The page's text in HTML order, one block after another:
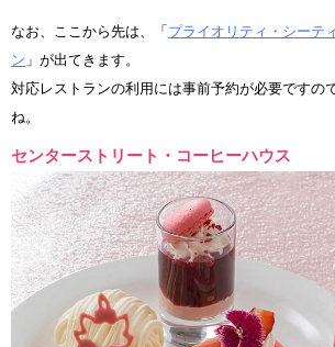
なお、ここから先は、「 プライオリティ・シーテ
ン 」が出てきます。
対応レストランの利用には事前予約が必要ですの
ね。
センターストリート・コーヒーハウス